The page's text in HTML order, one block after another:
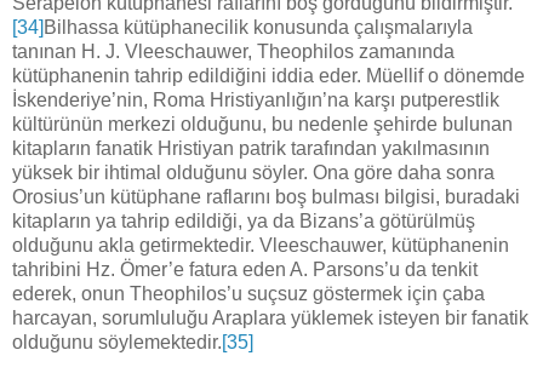
[34] Bilhassa kütüphanecilik konusunda çalışmalarıyla
tanınan H. J. Vleeschauwer, Theophilos zamanında
kütüphanenin tahrip edildiğini iddia eder. Müellif o dönemde
İskenderiye’nin, Roma Hristiyanlığın’na karşı putperestlik
kültürünün merkezi olduğunu, bu nedenle şehirde bulunan
kitapların fanatik Hristiyan patrik tarafından yakılmasının
yüksek bir ihtimal olduğunu söyler. Ona göre daha sonra
Orosius’un kütüphane raflarını boş bulması bilgisi, buradaki
kitapların ya tahrip edildiği, ya da Bizans’a götürülmüş
olduğunu akla getirmektedir. Vleeschauwer, kütüphanenin
tahribini Hz. Ömer’e fatura eden A. Parsons’u da tenkit
ederek, onun Theophilos’u suçsuz göstermek için çaba
harcayan, sorumluluğu Araplara yüklemek isteyen bir fanatik
olduğunu söylemektedir.[35]